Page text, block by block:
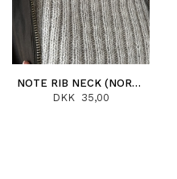
NOTE RIB NECK (NORSK)
DKK 35,00